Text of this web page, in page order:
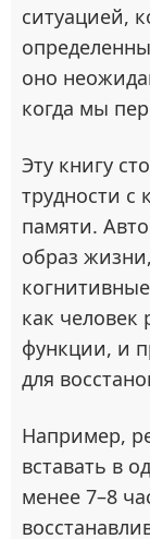
ситуацией,
оно
когда мы
Эту книгу
трудности с
памяти.
образ
как человек
функции, и
для
Например,
вставать в
менее 7–8